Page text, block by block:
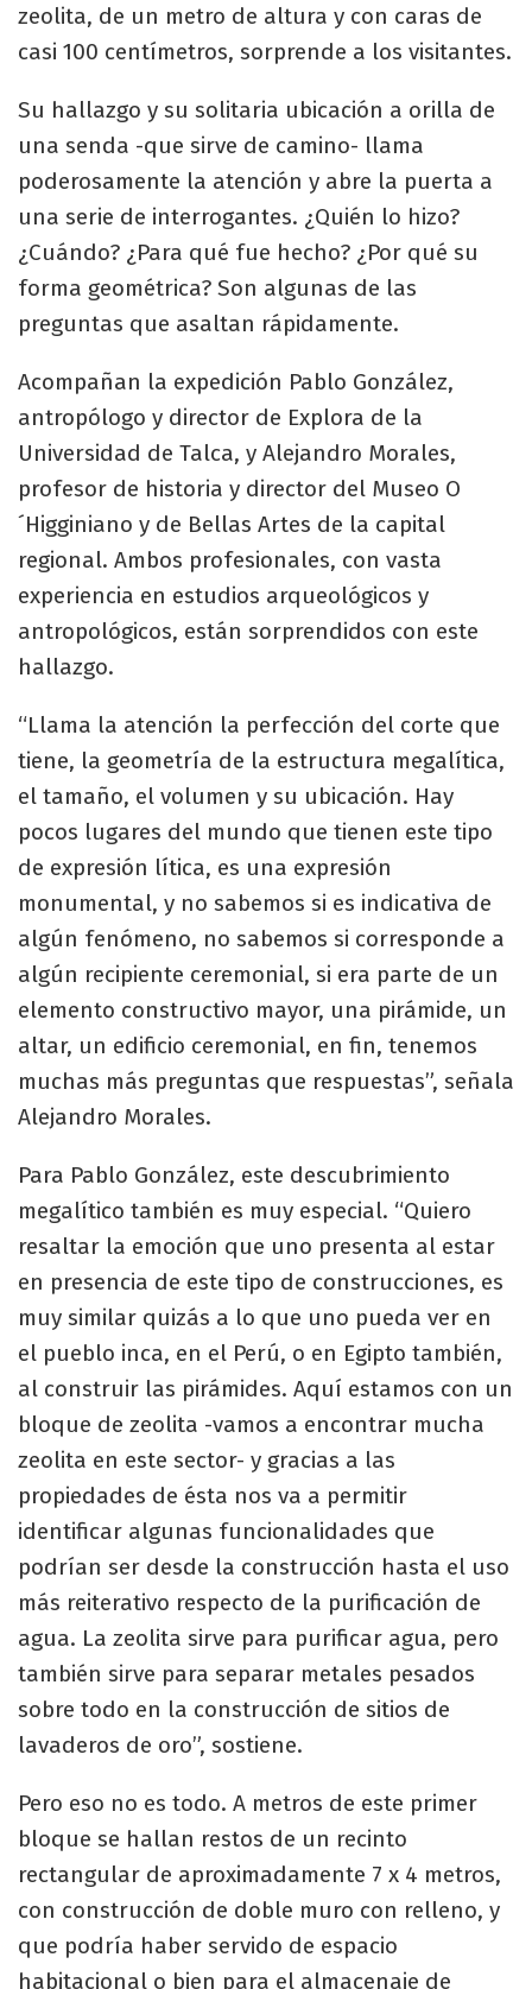
zeolita, de un metro de altura y con caras de
casi 100 centímetros, sorprende a los visitantes.
Su hallazgo y su solitaria ubicación a orilla de
una senda -que sirve de camino- llama
poderosamente la atención y abre la puerta a
una serie de interrogantes. ¿Quién lo hizo?
¿Cuándo? ¿Para qué fue hecho? ¿Por qué su
forma geométrica? Son algunas de las
preguntas que asaltan rápidamente.
Acompañan la expedición Pablo González,
antropólogo y director de Explora de la
Universidad de Talca, y Alejandro Morales,
profesor de historia y director del Museo O
´Higginiano y de Bellas Artes de la capital
regional. Ambos profesionales, con vasta
experiencia en estudios arqueológicos y
antropológicos, están sorprendidos con este
hallazgo.
“Llama la atención la perfección del corte que
tiene, la geometría de la estructura megalítica,
el tamaño, el volumen y su ubicación. Hay
pocos lugares del mundo que tienen este tipo
de expresión lítica, es una expresión
monumental, y no sabemos si es indicativa de
algún fenómeno, no sabemos si corresponde a
algún recipiente ceremonial, si era parte de un
elemento constructivo mayor, una pirámide, un
altar, un edificio ceremonial, en fin, tenemos
muchas más preguntas que respuestas”, señala
Alejandro Morales.
Para Pablo González, este descubrimiento
megalítico también es muy especial. “Quiero
resaltar la emoción que uno presenta al estar
en presencia de este tipo de construcciones, es
muy similar quizás a lo que uno pueda ver en
el pueblo inca, en el Perú, o en Egipto también,
al construir las pirámides. Aquí estamos con un
bloque de zeolita -vamos a encontrar mucha
zeolita en este sector- y gracias a las
propiedades de ésta nos va a permitir
identificar algunas funcionalidades que
podrían ser desde la construcción hasta el uso
más reiterativo respecto de la purificación de
agua. La zeolita sirve para purificar agua, pero
también sirve para separar metales pesados
sobre todo en la construcción de sitios de
lavaderos de oro”, sostiene.
Pero eso no es todo. A metros de este primer
bloque se hallan restos de un recinto
rectangular de aproximadamente 7 x 4 metros,
con construcción de doble muro con relleno, y
que podría haber servido de espacio
habitacional o bien para el almacenaje de